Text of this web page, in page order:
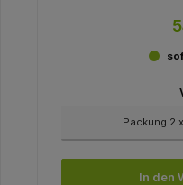
In den